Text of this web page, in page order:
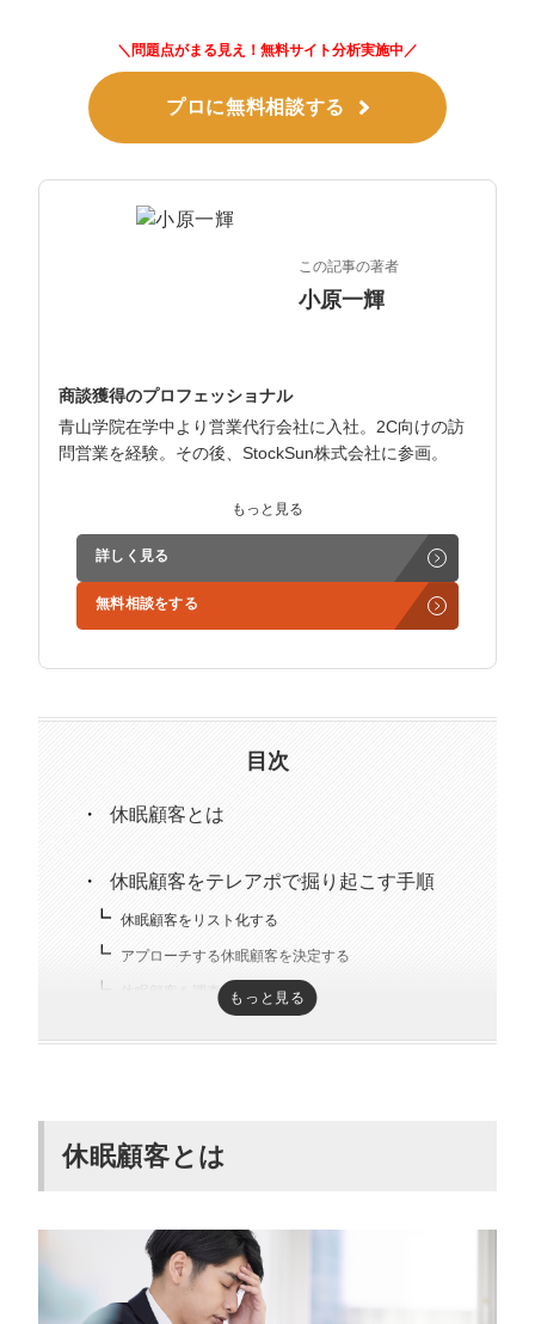
＼問題点がまる見え！無料サイト分析実施中／
プロに無料相談する
この記事の著者
小原一輝
商談獲得のプロフェッショナル
青山学院在学中より営業代行会社に入社。2C向けの訪
問営業を経験。その後、StockSun株式会社に参画。
インサイドセールス立ち上げ、テレアポ部隊立ち上げな
ど営業支援を担当。
学生時代からに代表岩野の社長秘書として活動。現在は
3社の事業責任者も務めており、Webマーケティングと
精鋭された営業フリーランスが30名ほどを牽引。
趣味はキックボクシング。アマチュアの戦績は2戦0勝2
もっと見る
詳しく見る
無料相談をする
目次
休眠顧客とは
休眠顧客をテレアポで掘り起こす手順
休眠顧客をリスト化する
アプローチする休眠顧客を決定する
休眠顧客を調査・分析する
電話番号さえわかれば直接アプローチできる
マーケティングリサーチにもつながる
休眠顧客になる3つの理由
もっと見る
休眠顧客とは